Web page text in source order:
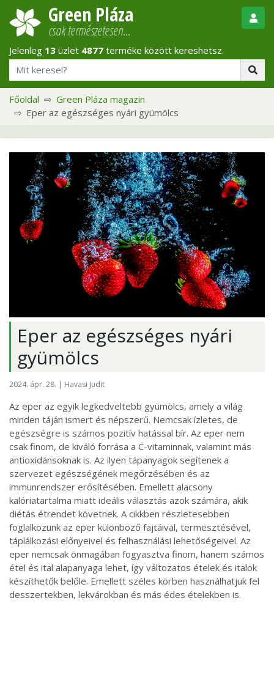
Green Pláza
csak természetesen…
Jelenleg 13 üzlet 4877 terméke között kereshetsz.
Főoldal
Green Pláza magazin
Eper az egészséges nyári gyümölcs
Eper az egészséges nyári
gyümölcs
2024. ápr. 28. | Havasi Judit
Az eper az egyik legkedveltebb gyümölcs, amely a világ
minden táján ismert és népszerű. Nemcsak ízletes, de
egészségre is számos pozitív hatással bír. Az eper nem
csak finom, de kiváló forrása a C-vitaminnak, valamint más
antioxidánsoknak is. Az ilyen tápanyagok segítenek a
szervezet egészségének megőrzésében és az
immunrendszer erősítésében. Emellett alacsony
kalóriatartalma miatt ideális választás azok számára, akik
diétás étrendet követnek. A cikkben részletesebben
foglalkozunk az eper különböző fajtáival, termesztésével,
táplálkozási előnyeivel és felhasználási lehetőségeivel. Az
eper nemcsak önmagában fogyasztva finom, hanem számos
étel és ital alapanyaga lehet, így változatos ételek és italok
készíthetők belőle. Emellett széles körben használhatjuk fel
desszertekben, lekvárokban és más édes ételekben is.